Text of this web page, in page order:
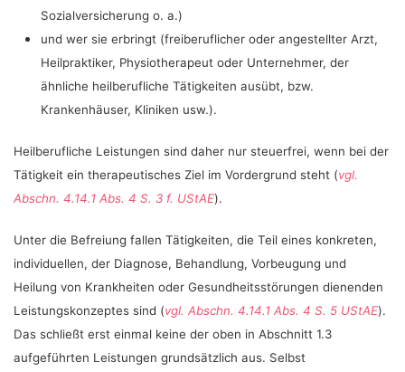
Sozialversicherung o. a.)
und wer sie erbringt (freiberuflicher oder angestellter Arzt,
Heilpraktiker, Physiotherapeut oder Unternehmer, der
ähnliche heilberufliche Tätigkeiten ausübt, bzw.
Krankenhäuser, Kliniken usw.).
Heilberufliche Leistungen sind daher nur steuerfrei, wenn bei der
Tätigkeit ein therapeutisches Ziel im Vordergrund steht (vgl.
Abschn. 4.14.1 Abs. 4 S. 3 f. UStAE).
Unter die Befreiung fallen Tätigkeiten, die Teil eines konkreten,
individuellen, der Diagnose, Behandlung, Vorbeugung und
Heilung von Krankheiten oder Gesundheitsstörungen dienenden
Leistungskonzeptes sind (vgl. Abschn. 4.14.1 Abs. 4 S. 5 UStAE).
Das schließt erst einmal keine der oben in Abschnitt 1.3
aufgeführten Leistungen grundsätzlich aus. Selbst